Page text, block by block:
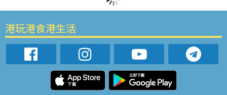
港玩港食港生活